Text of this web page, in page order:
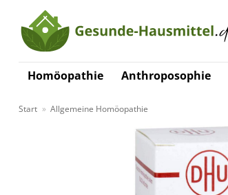
Inhalt
springen
Homöopathie Anthroposophie
Start » Allgemeine Homöopathie